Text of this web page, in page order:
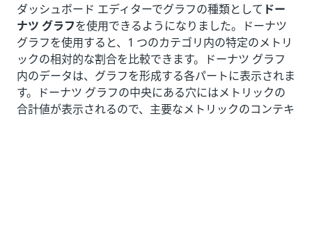
ダッシュボード エディターでグラフの種類として ドー
ナツ グラフを使用できるようになりました。ドーナツ
グラフを使用すると、1 つのカテゴリ内の特定のメトリ
ックの相対的な割合を比較できます。ドーナツ グラフ
内のデータは、グラフを形成する各パートに表示されま
す。ドーナツ グラフの中央にある穴にはメトリックの
合計値が表示されるので、主要なメトリックのコンテキ